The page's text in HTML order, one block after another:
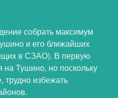
собрать максимум
и его ближайших
в СЗАО). В первую
на Тушино, но поскольку
избежать